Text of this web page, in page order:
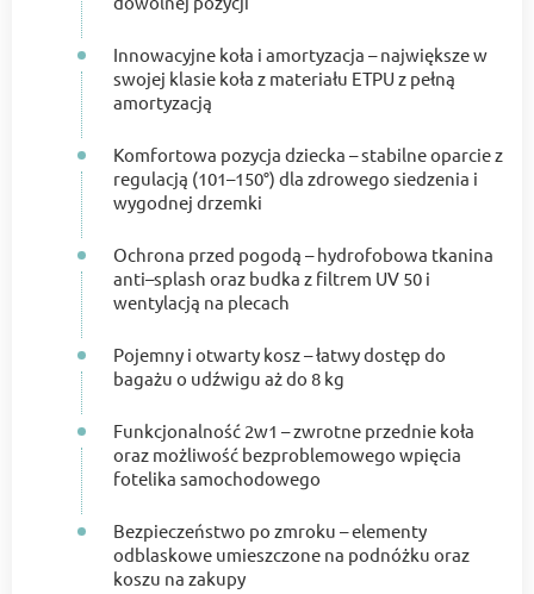
Innowacyjne koła i amortyzacja – największe w
swojej klasie koła z materiału ETPU z pełną
amortyzacją
Komfortowa pozycja dziecka – stabilne oparcie z
regulacją (101–150°) dla zdrowego siedzenia i
wygodnej drzemki
Ochrona przed pogodą – hydrofobowa tkanina
anti–splash oraz budka z filtrem UV 50 i
wentylacją na plecach
Pojemny i otwarty kosz – łatwy dostęp do
bagażu o udźwigu aż do 8 kg
Funkcjonalność 2w1 – zwrotne przednie koła
oraz możliwość bezproblemowego wpięcia
fotelika samochodowego
Bezpieczeństwo po zmroku – elementy
odblaskowe umieszczone na podnóżku oraz
koszu na zakupy